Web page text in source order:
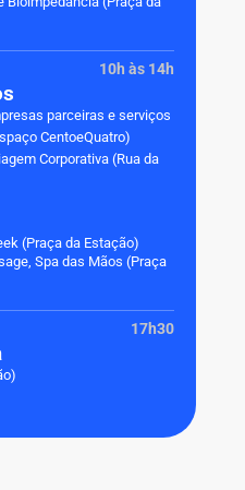
10h às 14h
parceiras e serviços
CentoeQuatro)
Corporativa (Rua da
(Praça da Estação)
Spa das Mãos (Praça
17h30